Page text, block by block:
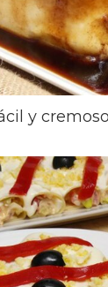
y cremoso